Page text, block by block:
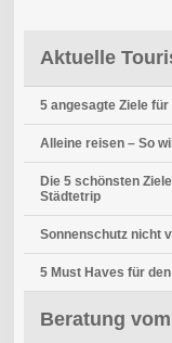
Aktuelle
5 angesagte Ziele
Alleine reisen – So
Die 5 schönsten
Städtetrip
Sonnenschutz nicht
5 Must Haves für
Beratung